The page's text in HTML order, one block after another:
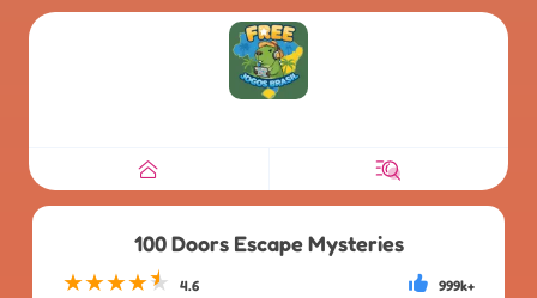
100 Doors Escape Mysteries
★★★★★ 4.6 999k+